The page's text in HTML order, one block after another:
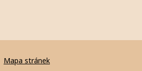
Mapa stránek